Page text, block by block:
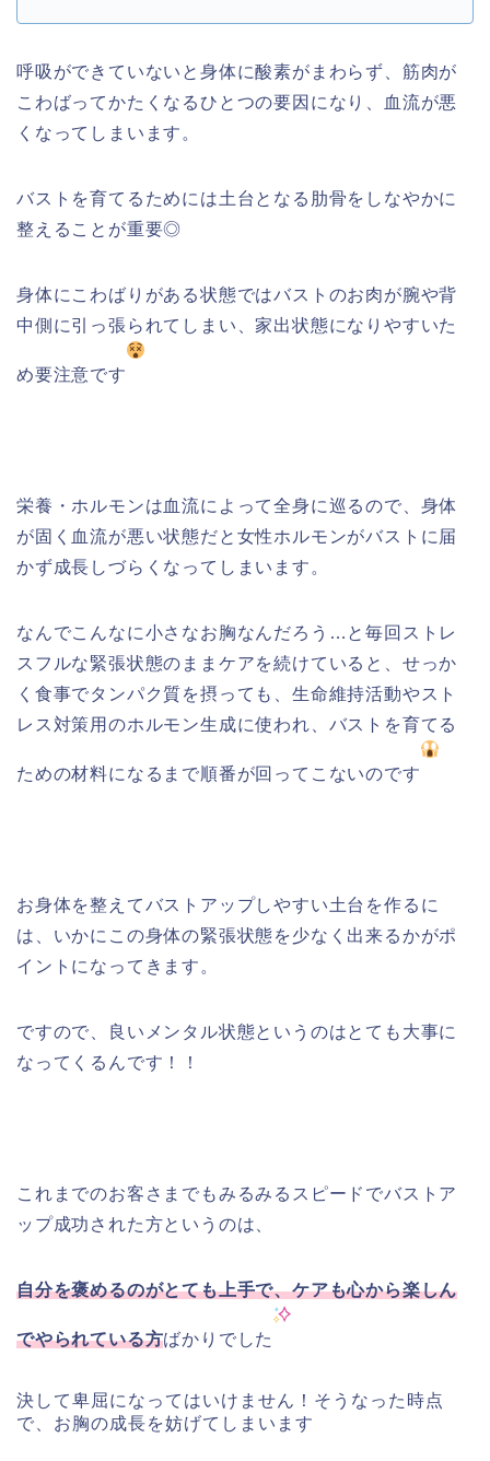
呼吸ができていないと身体に酸素がまわらず、筋肉が
こわばってかたくなるひとつの要因になり、血流が悪
くなってしまいます。
バストを育てるためには土台となる肋骨をしなやかに
整えることが重要◎
身体にこわばりがある状態ではバストのお肉が腕や背
中側に引っ張られてしまい、家出状態になりやすいた
め要注意です
栄養・ホルモンは血流によって全身に巡るので、身体
が固く血流が悪い状態だと女性ホルモンがバストに届
かず成長しづらくなってしまいます。
なんでこんなに小さなお胸なんだろう…と毎回ストレ
スフルな緊張状態のままケアを続けていると、せっか
く食事でタンパク質を摂っても、生命維持活動やスト
レス対策用のホルモン生成に使われ、バストを育てる
ための材料になるまで順番が回ってこないのです
お身体を整えてバストアップしやすい土台を作るに
は、いかにこの身体の緊張状態を少なく出来るかがポ
イントになってきます。
ですので、良いメンタル状態というのはとても大事に
なってくるんです！！
これまでのお客さまでもみるみるスピードでバストア
ップ成功された方というのは、
自分を褒めるのがとても上手で、ケアも心から楽しん
でやられている方ばかりでした
決して卑屈になってはいけません！そうなった時点
で、お胸の成長を妨げてしまいます